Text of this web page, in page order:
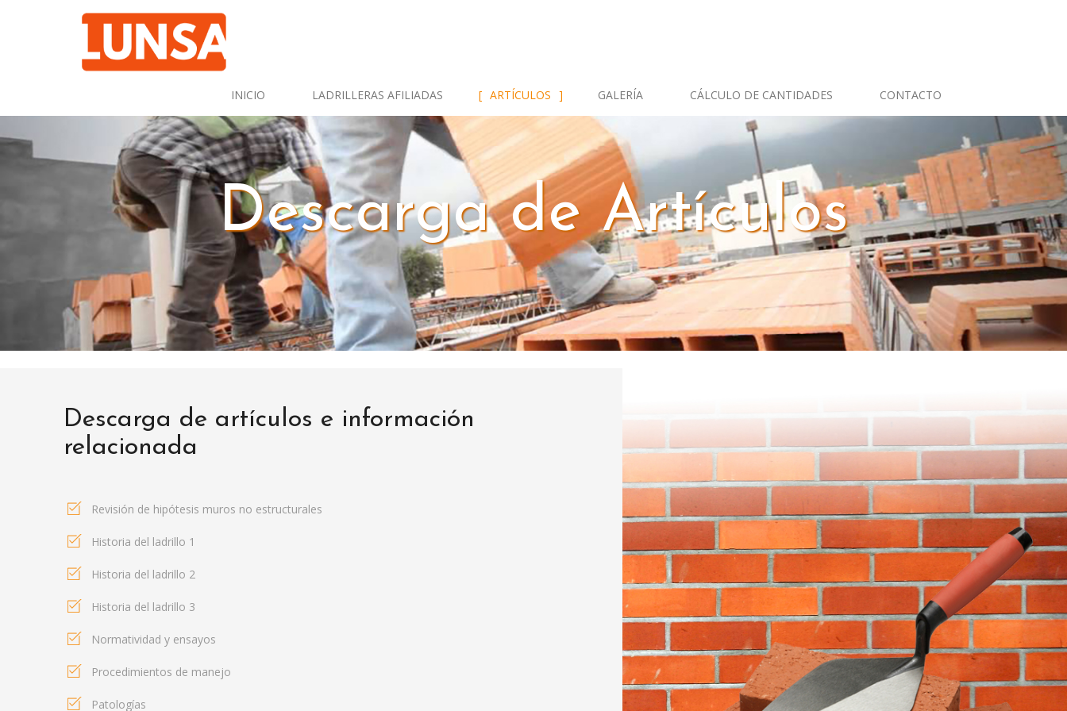
INICIO LADRILLERAS AFILIADAS ARTÍCULOS GALERÍA CÁLCULO DE CANTIDADES CONTACTO
Descarga de Artículos
Descarga de artículos e información
relacionada
Revisión de hipótesis muros no estructurales
Historia del ladrillo 1
Historia del ladrillo 2
Historia del ladrillo 3
Normatividad y ensayos
Procedimientos de manejo
Patologías